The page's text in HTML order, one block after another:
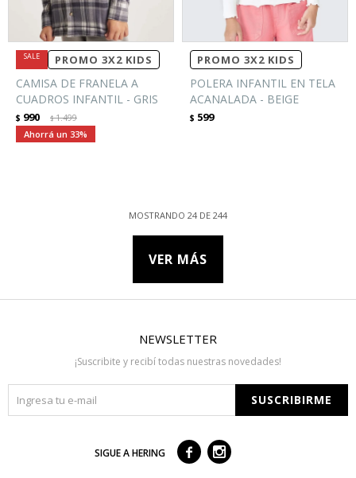
PROMO 3X2 KIDS
CAMISA DE FRANELA A
CUADROS INFANTIL - GRIS
$ 990 $1.499
33
PROMO 3X2 KIDS
POLERA INFANTIL EN TELA
ACANALADA - BEIGE
$ 599
MOSTRANDO 24 DE 244
VER MÁS
NEWSLETTER
¡Suscribite y recibí todas nuestras novedades!
SUSCRIBIRME
SIGUE A HERING  